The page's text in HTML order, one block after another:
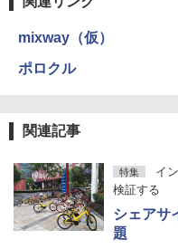
mixway（仮）
ポロクル
関連記事
特集
イ
検証する
シェアサ
題